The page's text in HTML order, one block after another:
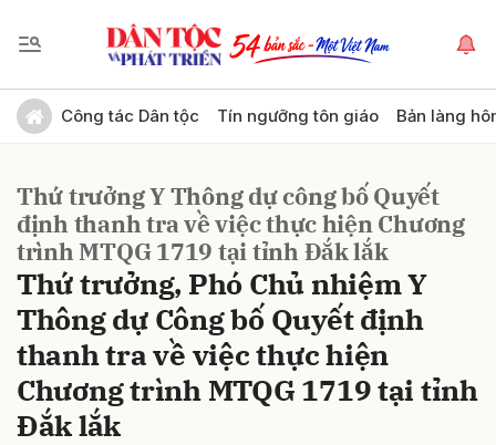
Công tác Dân tộc Tín ngưỡng tôn giáo Bản làng
Thứ trưởng Y Thông dự công bố Quyết
định thanh tra về việc thực hiện Chương
trình MTQG 1719 tại tỉnh Đắk lắk
Thứ trưởng, Phó Chủ nhiệm Y
Thông dự Công bố Quyết định
thanh tra về việc thực hiện
Chương trình MTQG 1719 tại tỉnh
Đắk lắk
Gửi bình luận
Hủy